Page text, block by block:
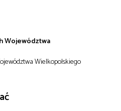
Województwa
Wielkopolskiego